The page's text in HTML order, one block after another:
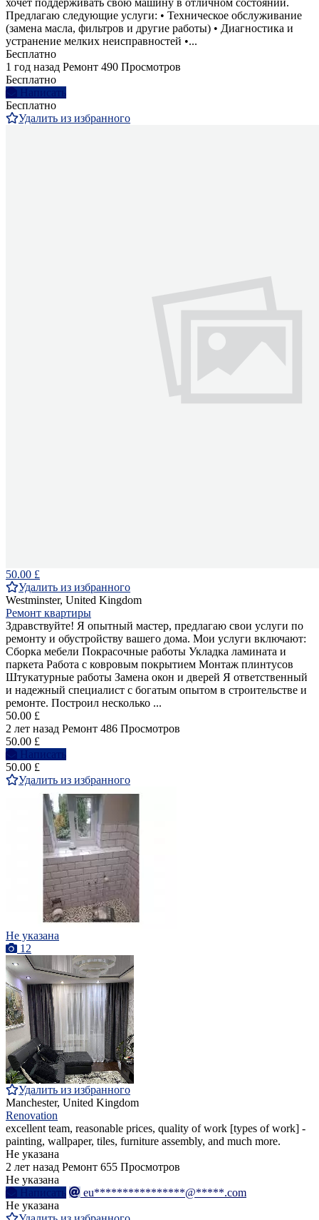
хочет поддерживать свою машину в отличном состоянии.
Предлагаю следующие услуги: • Техническое обслуживание
(замена масла, фильтров и другие работы) • Диагностика и
устранение мелких неисправностей •...
Бесплатно
1 год назад Ремонт 490 Просмотров
Бесплатно
Написать
Бесплатно
Удалить из избранного
50.00 £
Удалить из избранного
Westminster, United Kingdom
Ремонт квартиры
Здравствуйте! Я опытный мастер, предлагаю свои услуги по
ремонту и обустройству вашего дома. Мои услуги включают:
Сборка мебели Покрасочные работы Укладка ламината и
паркета Работа с ковровым покрытием Монтаж плинтусов
Штукатурные работы Замена окон и дверей Я ответственный
и надежный специалист с богатым опытом в строительстве и
ремонте. Построил несколько ...
50.00 £
2 лет назад Ремонт 486 Просмотров
50.00 £
Написать
50.00 £
Удалить из избранного
Не указана
12
Удалить из избранного
Manchester, United Kingdom
Renovation
excellent team, reasonable prices, quality of work [types of work] -
painting, wallpaper, tiles, furniture assembly, and much more.
Не указана
2 лет назад Ремонт 655 Просмотров
Не указана
Написать
eu****************@*****.com
Не указана